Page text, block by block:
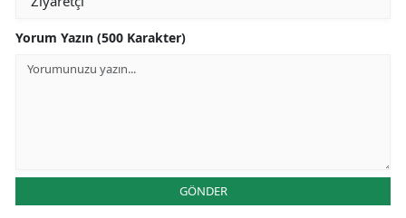
Yorum Yazın (500 Karakter)
GÖNDER